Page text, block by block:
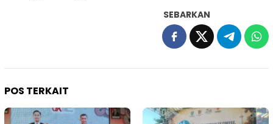
SEBARKAN
POS TERKAIT